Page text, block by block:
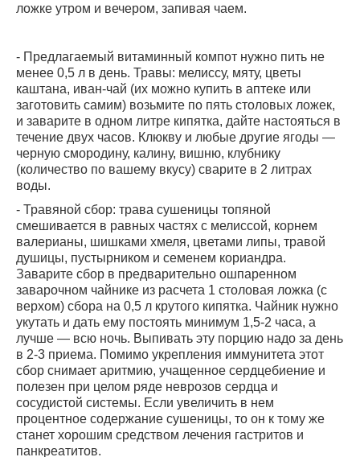
ложке утром и вечером, запивая чаем.
- Предлагаемый витаминный компот нужно пить не
менее 0,5 л в день. Травы: мелиссу, мяту, цветы
каштана, иван-чай (их можно купить в аптеке или
заготовить самим) возьмите по пять столовых ложек,
и заварите в одном литре кипятка, дайте настояться в
течение двух часов. Клюкву и любые другие ягоды —
черную смородину, калину, вишню, клубнику
(количество по вашему вкусу) сварите в 2 литрах
воды.
- Травяной сбор: трава сушеницы топяной
смешивается в равных частях с мелиссой, корнем
валерианы, шишками хмеля, цветами липы, травой
душицы, пустырником и семенем кориандра.
Заварите сбор в предварительно ошпаренном
заварочном чайнике из расчета 1 столовая ложка (с
верхом) сбора на 0,5 л крутого кипятка. Чайник нужно
укутать и дать ему постоять минимум 1,5-2 часа, а
лучше — всю ночь. Выпивать эту порцию надо за день
в 2-3 приема. Помимо укрепления иммунитета этот
сбор снимает аритмию, учащенное сердцебиение и
полезен при целом ряде неврозов сердца и
сосудистой системы. Если увеличить в нем
процентное содержание сушеницы, то он к тому же
станет хорошим средством лечения гастритов и
панкреатитов.